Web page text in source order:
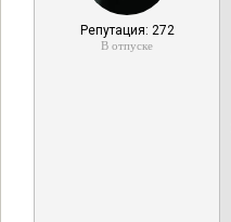
Репутация: 272
В отпуске